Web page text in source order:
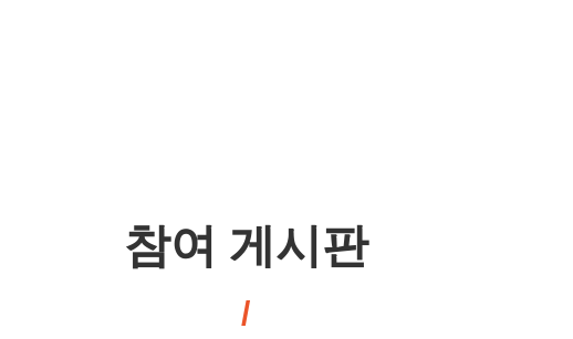
참여 게시판